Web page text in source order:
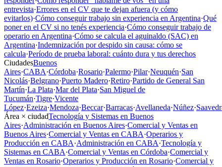
entrevista·Errores en el CV que te dejan afuera (y cómo
evitarlos)·Cómo conseguir trabajo sin experiencia en Argentina·Qué
poner en el CV si no tenés experiencia·Cómo conseguir trabajo de
operario en Argentina·Cómo se calcula el aguinaldo (SAC) en
Argentina·Indemnización por despido sin causa: cómo se
calcula·Período de prueba laboral: cuánto dura y tus derechos
CiudadesBuenos
Aires·CABA·Córdoba·Rosario·Palermo·Pilar·Neuquén·San
Nicolás·Belgrano·Puerto Madero·Retiro·Partido de General San
Martín·La Plata·Mar del Plata·San Miguel de
Tucumán·Tigre·Vicente
López·Ezeiza·Mendoza·Beccar·Barracas·Avellaneda·Núñez·
Área × ciudadTecnología y Sistemas en Buenos
Aires·Administración en Buenos Aires·Comercial y Ventas en
Buenos Aires·Comercial y Ventas en CABA·Operarios y
Producción en CABA·Administración en CABA·Tecnología y
Sistemas en CABA·Comercial y Ventas en Córdoba·Comercial y
Ventas en Rosario·Operarios y Producción en Rosario·Comercial y